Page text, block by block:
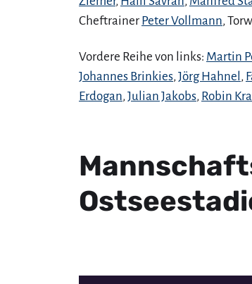
Cheftrainer Peter Vollmann,
Vordere Reihe von links: Martin
Johannes Brinkies, Jörg Hahnel ,
Erdogan, Julian Jakobs, Robin